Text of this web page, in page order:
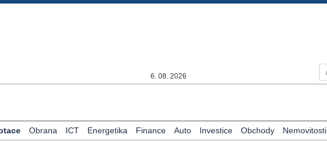
6. 08. 2026
Obrana ICT Energetika Finance Auto Investice Obchody Nemovitosti